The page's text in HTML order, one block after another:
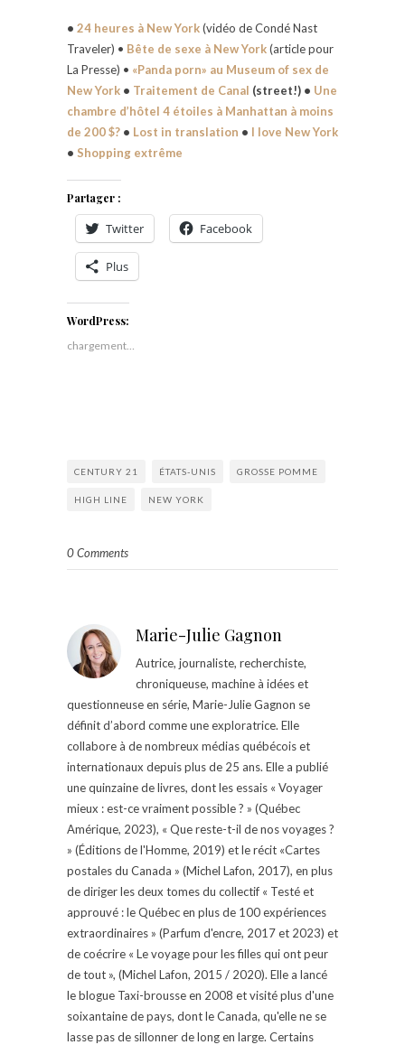
• 24 heures à New York(vidéo de Condé Nast
Traveler) • Bête de sexe à New York(article pour
La Presse) • «Panda porn» au Museum of sex de
New York • Traitement de Canal (street!) • Une
chambre d’hôtel 4 étoiles à Manhattan à moins
de 200 $? • Lost in translation • I love New York
• Shopping extrême
Partager :
Twitter Facebook
Plus
WordPress:
chargement…
CENTURY 21 ÉTATS-UNIS GROSSE POMME
HIGH LINE NEW YORK
0 Comments
Marie-Julie Gagnon
Autrice, journaliste, recherchiste,
chroniqueuse, machine à idées et
questionneuse en série, Marie-Julie Gagnon se
définit d’abord comme une exploratrice. Elle
collabore à de nombreux médias québécois et
internationaux depuis plus de 25 ans. Elle a publié
une quinzaine de livres, dont les essais « Voyager
mieux : est-ce vraiment possible ? » (Québec
Amérique, 2023), « Que reste-t-il de nos voyages ?
» (Éditions de l'Homme, 2019) et le récit «Cartes
postales du Canada » (Michel Lafon, 2017), en plus
de diriger les deux tomes du collectif « Testé et
approuvé : le Québec en plus de 100 expériences
extraordinaires » (Parfum d'encre, 2017 et 2023) et
de coécrire « Le voyage pour les filles qui ont peur
de tout », (Michel Lafon, 2015 / 2020). Elle a lancé
le blogue Taxi-brousse en 2008 et visité plus d'une
soixantaine de pays, dont le Canada, qu'elle ne se
lasse pas de sillonner de long en large. Certains